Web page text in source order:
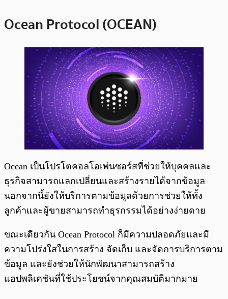
Ocean Protocol (OCEAN)
Ocean เป็นโปรโตคอลโอเพ่นซอร์สที่ช่วยให้บุคคลและ
ธุรกิจสามารถแลกเปลี่ยนและสร้างรายได้จากข้อมูล
นอกจากนี้ยังให้บริการตามข้อมูลด้วยการช่วยให้ทั้ง
ลูกค้าและผู้ขายสามารถทำธุรกรรมได้อย่างง่ายดาย
ขณะเดียวกัน Ocean Protocol ก็มีความปลอดภัยและมี
ความโปร่งใสในการสร้าง จัดเก็บ และจัดการบริการตาม
ข้อมูล และยังช่วยให้นักพัฒนาสามารถสร้าง
แอปพลิเคชันที่ใช้ประโยชน์จากคุณสมบัติมากมาย